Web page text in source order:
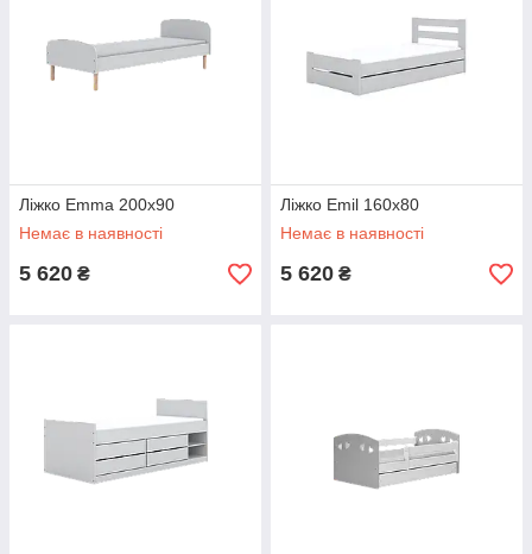
Ліжко Emma 200x90
Немає в наявності
5 620 ₴
Ліжко Emil 160x80
Немає в наявності
5 620 ₴